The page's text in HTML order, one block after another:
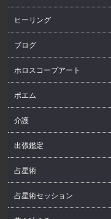
ヒーリング
ブログ
ホロスコープアート
ポエム
介護
出張鑑定
占星術
占星術セッション